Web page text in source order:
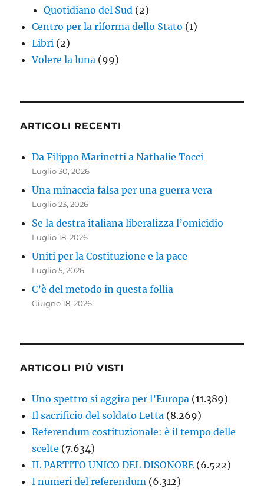
Quotidiano del Sud (2)
Centro per la riforma dello Stato (1)
Libri (2)
Volere la luna (99)
ARTICOLI RECENTI
Da Filippo Marinetti a Nathalie Tocci
Luglio 30, 2026
Una minaccia falsa per una guerra vera
Luglio 23, 2026
Se la destra italiana liberalizza l’omicidio
Luglio 18, 2026
Uniti per la Costituzione e la pace
Luglio 5, 2026
C’è del metodo in questa follia
Giugno 18, 2026
ARTICOLI PIÙ VISTI
Uno spettro si aggira per l’Europa (11.389)
Il sacrificio del soldato Letta (8.269)
Referendum costituzionale: è il tempo delle
scelte (7.634)
IL PARTITO UNICO DEL DISONORE (6.522)
I numeri del referendum (6.312)